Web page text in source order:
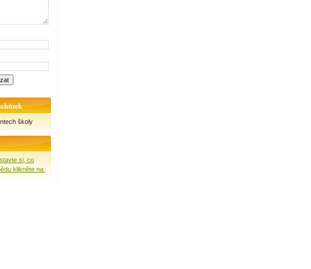
školy
si, co
klikněte na